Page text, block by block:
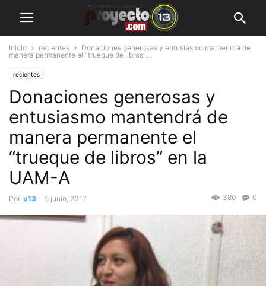
Inicio recientes
Donaciones generosas y entusiasmo mantendrá de
manera permanente el “trueque de libros”...
recientes
Donaciones generosas y
entusiasmo mantendrá de
manera permanente el
“trueque de libros” en la
UAM-A
Por p13 - 5 junio, 2017 0
380